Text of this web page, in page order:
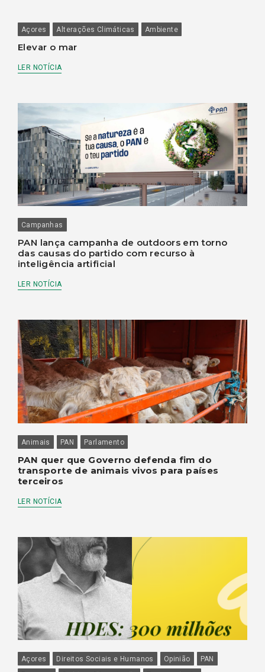
Açores Alterações Climáticas Ambiente
Elevar o mar
LER NOTÍCIA
Campanhas
PAN lança campanha de outdoors em torno
das causas do partido com recurso à
inteligência artificial
LER NOTÍCIA
Animais PAN Parlamento
PAN quer que Governo defenda fim do
transporte de animais vivos para países
terceiros
LER NOTÍCIA
Açores Direitos Sociais e Humanos Opinião
PAN